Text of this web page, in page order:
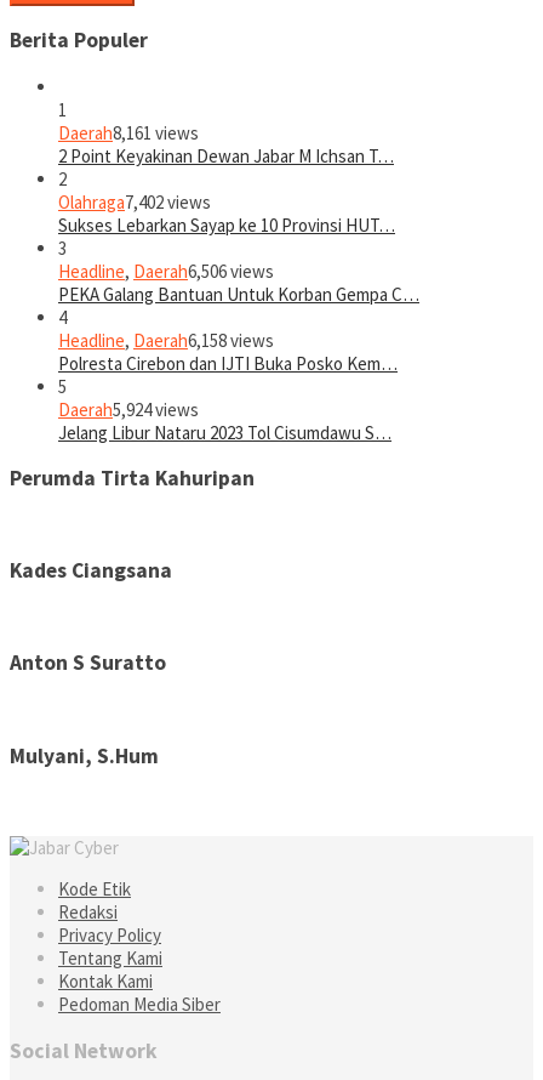
Berita Populer
1
Daerah8,161 views
2 Point Keyakinan Dewan Jabar M Ichsan T…
2
Olahraga7,402 views
Sukses Lebarkan Sayap ke 10 Provinsi HUT…
3
Headline, Daerah6,506 views
PEKA Galang Bantuan Untuk Korban Gempa C…
4
Headline, Daerah6,158 views
Polresta Cirebon dan IJTI Buka Posko Kem…
5
Daerah5,924 views
Jelang Libur Nataru 2023 Tol Cisumdawu S…
Perumda Tirta Kahuripan
Kades Ciangsana
Anton S Suratto
Mulyani, S.Hum
Kode Etik
Redaksi
Privacy Policy
Tentang Kami
Kontak Kami
Pedoman Media Siber
Social Network